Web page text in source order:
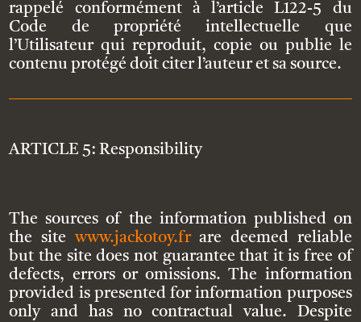
rappelé conformément à l’article L122-5 du
Code de propriété intellectuelle que
l’Utilisateur qui reproduit, copie ou publie le
contenu protégé doit citer l’auteur et sa source.
ARTICLE 5: Responsibility
The sources of the information published on
the sitewww.jackotoy.frare deemed reliable
but the site does not guarantee that it is free of
defects, errors or omissions. The information
provided is presented for information purposes
only and has no contractual value. Despite